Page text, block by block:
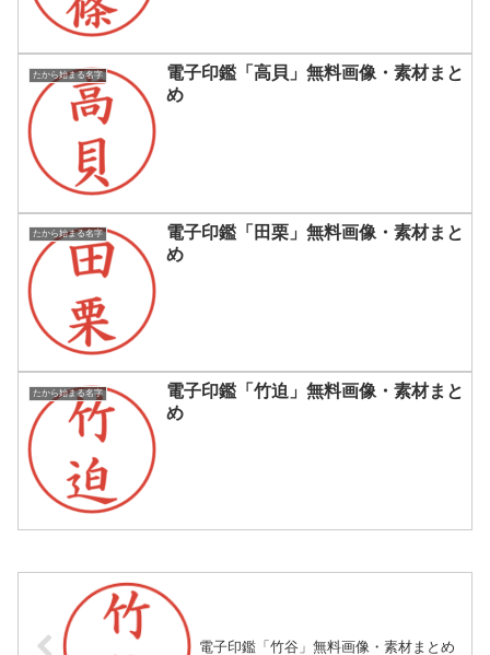
たから始まる名字
電子印鑑「高貝」無料画像・素材まと
め
たから始まる名字
電子印鑑「田栗」無料画像・素材まと
め
たから始まる名字
電子印鑑「竹迫」無料画像・素材まと
め
電子印鑑「竹谷」無料画像・素材まとめ